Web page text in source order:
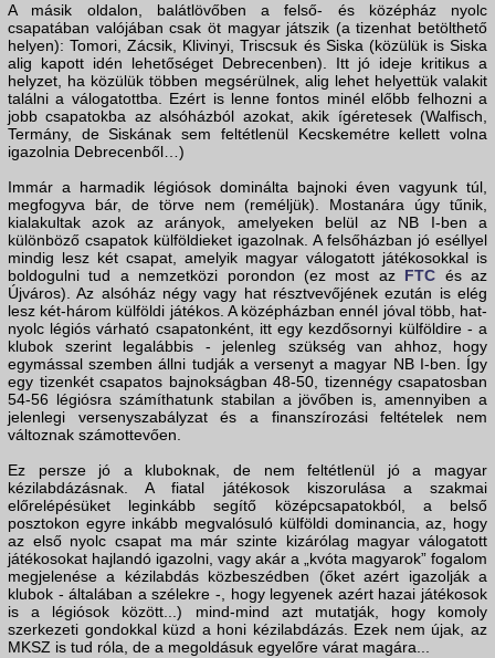
A másik oldalon, balátlövőben a felső- és középház nyolc
csapatában valójában csak öt magyar játszik (a tizenhat betölthető
helyen): Tomori, Zácsik, Klivinyi, Triscsuk és Siska (közülük is Siska
alig kapott idén lehetőséget Debrecenben). Itt jó ideje kritikus a
helyzet, ha közülük többen megsérülnek, alig lehet helyettük valakit
találni a válogatottba. Ezért is lenne fontos minél előbb felhozni a
jobb csapatokba az alsóházból azokat, akik ígéretesek (Walfisch,
Termány, de Siskának sem feltétlenül Kecskemétre kellett volna
igazolnia Debrecenből…)
Immár a harmadik légiósok dominálta bajnoki éven vagyunk túl,
megfogyva bár, de törve nem (reméljük). Mostanára úgy tűnik,
kialakultak azok az arányok, amelyeken belül az NB I-ben a
különböző csapatok külföldieket igazolnak. A felsőházban jó eséllyel
mindig lesz két csapat, amelyik magyar válogatott játékosokkal is
boldogulni tud a nemzetközi porondon (ez most az FTC és az
Újváros). Az alsóház négy vagy hat résztvevőjének ezután is elég
lesz két-három külföldi játékos. A középházban ennél jóval több, hat-
nyolc légiós várható csapatonként, itt egy kezdősornyi külföldire - a
klubok szerint legalábbis - jelenleg szükség van ahhoz, hogy
egymással szemben állni tudják a versenyt a magyar NB I-ben. Így
egy tizenkét csapatos bajnokságban 48-50, tizennégy csapatosban
54-56 légiósra számíthatunk stabilan a jövőben is, amennyiben a
jelenlegi versenyszabályzat és a finanszírozási feltételek nem
változnak számottevően.
Ez persze jó a kluboknak, de nem feltétlenül jó a magyar
kézilabdázásnak. A fiatal játékosok kiszorulása a szakmai
előrelépésüket leginkább segítő középcsapatokból, a belső
posztokon egyre inkább megvalósuló külföldi dominancia, az, hogy
az első nyolc csapat ma már szinte kizárólag magyar válogatott
játékosokat hajlandó igazolni, vagy akár a „kvóta magyarok” fogalom
megjelenése a kézilabdás közbeszédben (őket azért igazolják a
klubok - általában a szélekre -, hogy legyenek azért hazai játékosok
is a légiósok között...) mind-mind azt mutatják, hogy komoly
szerkezeti gondokkal küzd a honi kézilabdázás. Ezek nem újak, az
MKSZ is tud róla, de a megoldásuk egyelőre várat magára...